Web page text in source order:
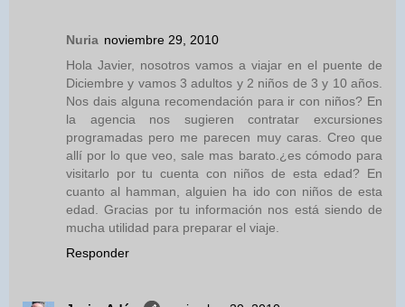
Nuria noviembre 29, 2010
Hola Javier, nosotros vamos a viajar en el puente de
Diciembre y vamos 3 adultos y 2 niños de 3 y 10 años.
Nos dais alguna recomendación para ir con niños? En
la agencia nos sugieren contratar excursiones
programadas pero me parecen muy caras. Creo que
allí por lo que veo, sale mas barato.¿es cómodo para
visitarlo por tu cuenta con niños de esta edad? En
cuanto al hamman, alguien ha ido con niños de esta
edad. Gracias por tu información nos está siendo de
mucha utilidad para preparar el viaje.
Responder